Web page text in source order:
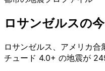
ロサンゼルスの
ロサンゼルス、アメリカ
チュード 4.0+ の地震が